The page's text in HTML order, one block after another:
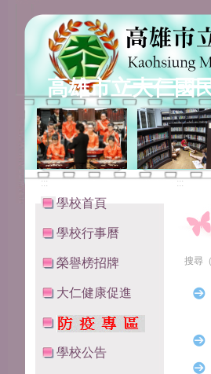
高雄市立大仁國
:::
學校首頁
學校行事曆
榮譽榜招牌
大仁健康促進
學校公告
:::
搜尋